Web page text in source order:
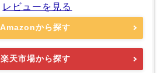
レビューを見る
Amazonから探す
楽天市場から探す